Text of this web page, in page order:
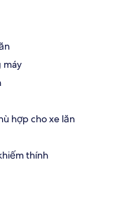
máy
hợp cho xe lăn
thính